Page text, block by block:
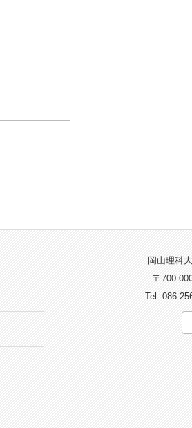
岡山理科
〒700-
Tel: 086-